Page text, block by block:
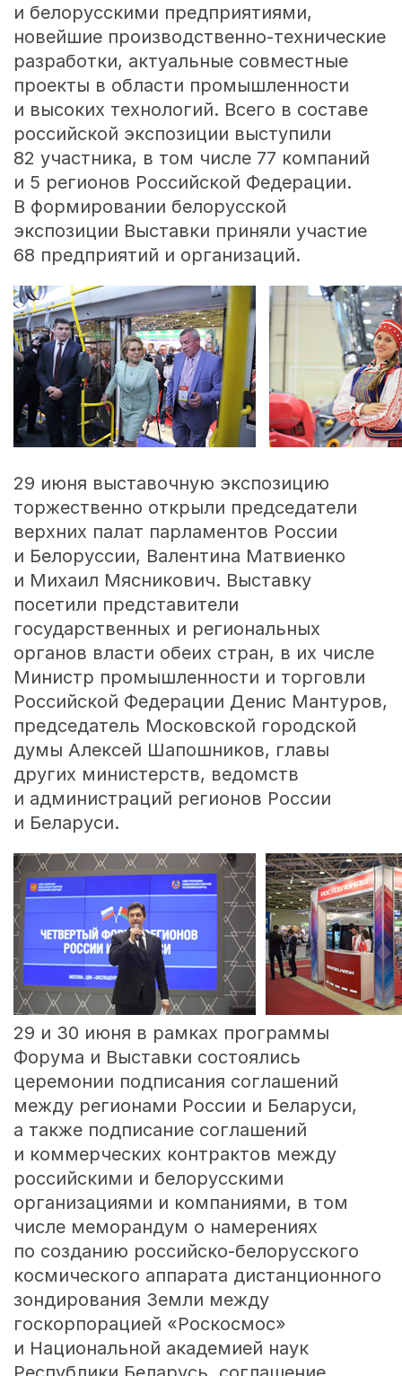
и белорусскими предприятиями,
новейшие производственно-технические
разработки, актуальные совместные
проекты в области промышленности
и высоких технологий. Всего в составе
российской экспозиции выступили
82 участника, в том числе 77 компаний
и 5 регионов Российской Федерации.
В формировании белорусской
экспозиции Выставки приняли участие
68 предприятий и организаций.
29 июня выставочную экспозицию
торжественно открыли председатели
верхних палат парламентов России
и Белоруссии, Валентина Матвиенко
и Михаил Мясникович. Выставку
посетили представители
государственных и региональных
органов власти обеих стран, в их числе
Министр промышленности и торговли
Российской Федерации Денис Мантуров,
председатель Московской городской
думы Алексей Шапошников, главы
других министерств, ведомств
и администраций регионов России
и Беларуси.
29 и 30 июня в рамках программы
Форума и Выставки состоялись
церемонии подписания соглашений
между регионами России и Беларуси,
а также подписание соглашений
и коммерческих контрактов между
российскими и белорусскими
организациями и компаниями, в том
числе меморандум о намерениях
по созданию российско-белорусского
космического аппарата дистанционного
зондирования Земли между
госкорпорацией «Роскосмос»
и Национальной академией наук